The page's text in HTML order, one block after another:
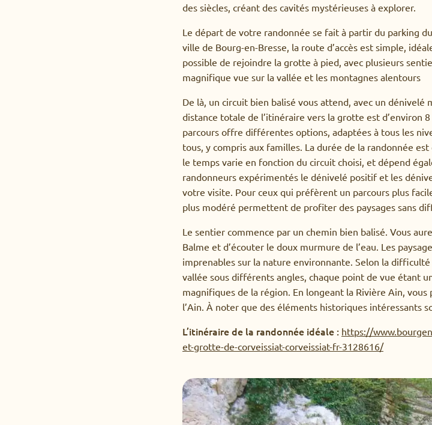
des siècles, créant des cavités mystérieuses à explorer.
Le départ de votre randonnée se fait à partir du parking
ville de Bourg-en-Bresse, la route d’accès est simple,
possible de rejoindre la grotte à pied, avec plusieurs
magnifique vue sur la vallée et les montagnes alentours
De là, un circuit bien balisé vous attend, avec un dénivelé
distance totale de l’itinéraire vers la grotte est d’environ
parcours offre différentes options, adaptées à tous les
tous, y compris aux familles. La durée de la randonnée
le temps varie en fonction du circuit choisi, et dépend
randonneurs expérimentés le dénivelé positif et les
votre visite. Pour ceux qui préfèrent un parcours plus
plus modéré permettent de profiter des paysages sans
Le sentier commence par un chemin bien balisé. Vous
Balme et d’écouter le doux murmure de l’eau. Les
imprenables sur la nature environnante. Selon la
vallée sous différents angles, chaque point de vue étant
magnifiques de la région. En longeant la Rivière Ain,
l’Ain. À noter que des éléments historiques intéressants
L’itinéraire de la randonnée idéale : https://
et-grotte-de-corveissiat-corveissiat-fr-3128616/